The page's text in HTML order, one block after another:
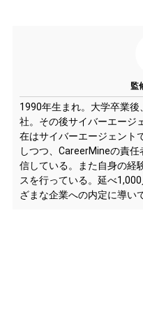
監
1990年生まれ。大学卒業
社。その後サイバーエージ
在はサイバーエージェント
しつつ、CareerMineの責
信している。また自身の経
スを行っている。延べ
ざまな企業への内定に導い